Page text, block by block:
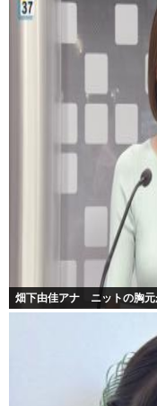
畑下由佳アナ ニットの胸元